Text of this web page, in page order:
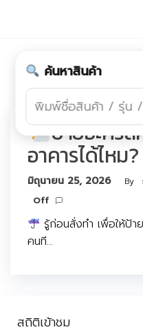
ค้นหาสินค้า
content
เพชรเกษมป้ายกำกับ:
ป้ายอะคริ
อาคารได้ไหม?
มิถุนายน 25, 2026 By
Off
รู้ก่อนสั่งทำ เพื่อให้ป้า
คนที…
สถิติเข้าชม